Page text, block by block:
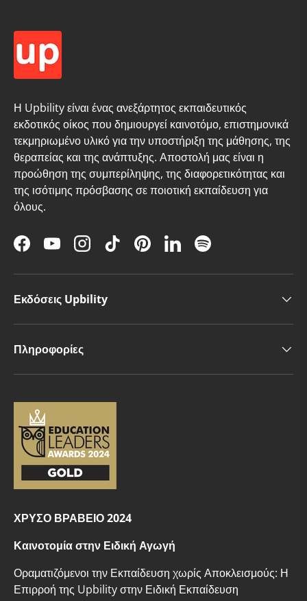
Η Upbility είναι ένας ανεξάρτητος εκπαιδευτικός
εκδοτικός οίκος που δημιουργεί καινοτόμο, επιστημονικά
τεκμηριωμένο υλικό για την υποστήριξη της μάθησης, της
θεραπείας και της ανάπτυξης. Αποστολή μας είναι η
προώθηση της συμπερίληψης, της διαφορετικότητας και
της ισότιμης πρόσβασης σε ποιοτική εκπαίδευση για
όλους.
FacebookYouTubeInstagramTikTokPinterestLinkedInSpotify
Εκδόσεις Upbility
Πληροφορίες
ΧΡΥΣΟ ΒΡΑΒΕΙΟ 2024
Καινοτομία στην Ειδική Αγωγή
Οραματιζόμενοι την Εκπαίδευση χωρίς Αποκλεισμούς: Η
Επιρροή της Upbility στην Ειδική Εκπαίδευση